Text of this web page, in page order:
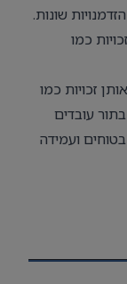
שונות.
כמו
זכויות כמו
עובדים
ועמידה